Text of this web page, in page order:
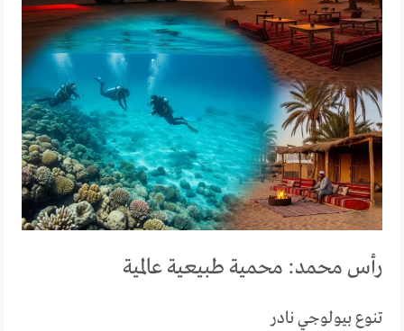
رأس محمد: محمية طبيعية عالمية
تنوع بيولوجي نادر